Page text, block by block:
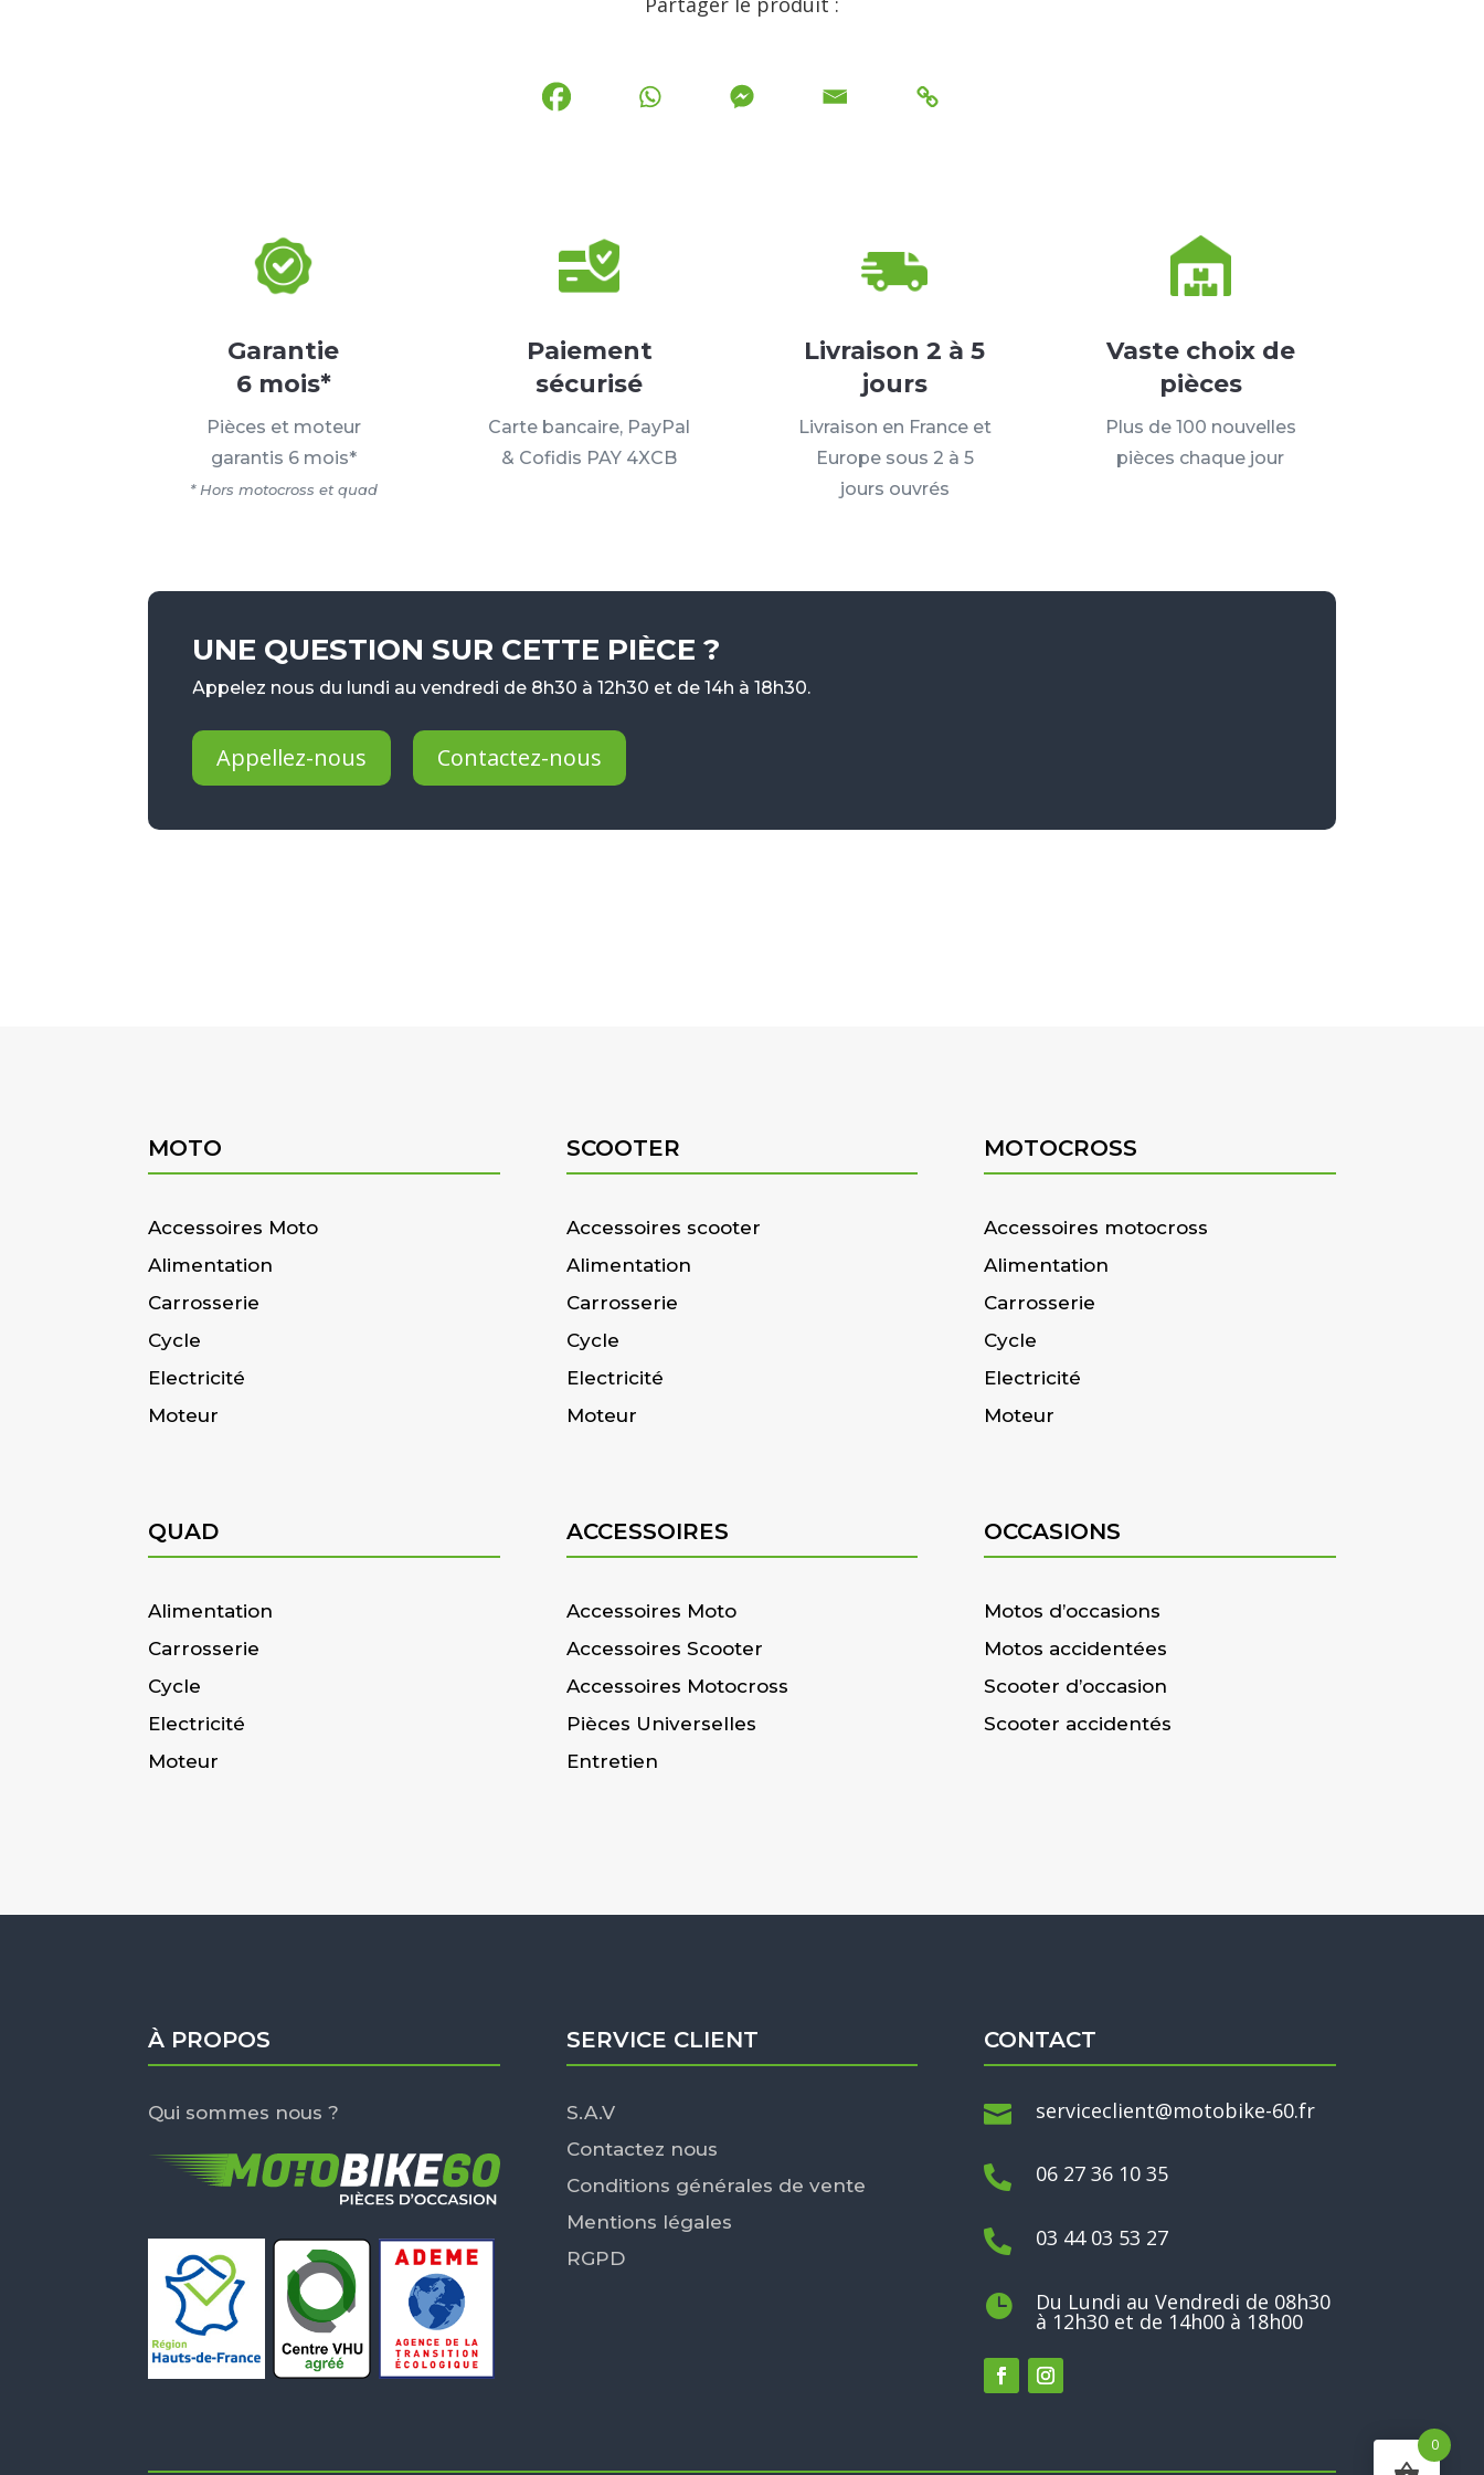
Garantie
6 mois*
Pièces et moteur
garantis 6 mois*
* Hors motocross et quad
Paiement
sécurisé
Carte bancaire, PayPal
& Cofidis PAY 4XCB
Livraison 2 à 5
jours
Livraison en France et
Europe sous 2 à 5
jours ouvrés
Vaste choix de
pièces
Plus de 100 nouvelles
pièces chaque jour
UNE QUESTION SUR CETTE PIÈCE ?
Appelez nous du lundi au vendredi de 8h30 à 12h30 et de 14h à 18h30.
Appellez-nous Contactez-nous
MOTO
Accessoires Moto
Alimentation
Carrosserie
Cycle
Electricité
Moteur
SCOOTER
Accessoires scooter
Alimentation
Carrosserie
Cycle
Electricité
Moteur
MOTOCROSS
Accessoires motocross
Alimentation
Carrosserie
Cycle
Electricité
Moteur
QUAD
Alimentation
Carrosserie
Cycle
Electricité
Moteur
ACCESSOIRES
Accessoires Moto
Accessoires Scooter
Accessoires Motocross
Pièces Universelles
Entretien
OCCASIONS
Motos d’occasions
Motos accidentées
Scooter d’occasion
Scooter accidentés
À PROPOS
Qui sommes nous ?
SERVICE CLIENT
S.A.V
Contactez nous
Conditions générales de vente
Mentions légales
RGPD
CONTACT
 serviceclient@motobike-60.fr
 06 27 36 10 35
 03 44 03 53 27
 Du Lundi au Vendredi de 08h30
à 12h30 et de 14h00 à 18h00
0